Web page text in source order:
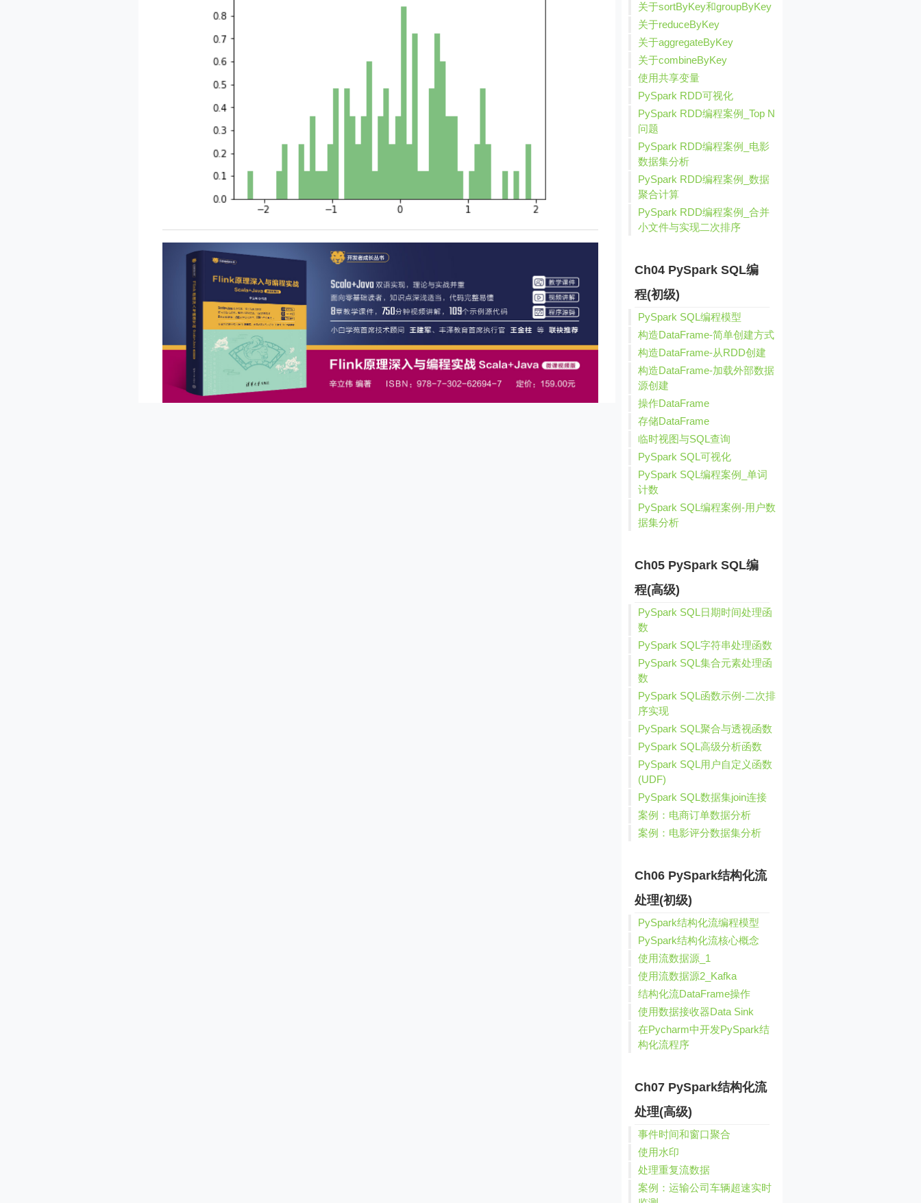
关于sortByKey和groupByKey
关于reduceByKey
关于aggregateByKey
关于combineByKey
使用共享变量
PySpark RDD可视化
PySpark RDD编程案例_Top N
问题
PySpark RDD编程案例_电影
数据集分析
PySpark RDD编程案例_数据
聚合计算
PySpark RDD编程案例_合并
小文件与实现二次排序
Ch04 PySpark SQL编
程(初级)
PySpark SQL编程模型
构造DataFrame-简单创建方式
构造DataFrame-从RDD创建
构造DataFrame-加载外部数据
源创建
操作DataFrame
存储DataFrame
临时视图与SQL查询
PySpark SQL可视化
PySpark SQL编程案例_单词
计数
PySpark SQL编程案例-用户数
据集分析
Ch05 PySpark SQL编
程(高级)
PySpark SQL日期时间处理函
数
PySpark SQL字符串处理函数
PySpark SQL集合元素处理函
数
PySpark SQL函数示例-二次排
序实现
PySpark SQL聚合与透视函数
PySpark SQL高级分析函数
PySpark SQL用户自定义函数
(UDF)
PySpark SQL数据集join连接
案例：电商订单数据分析
案例：电影评分数据集分析
Ch06 PySpark结构化流
处理(初级)
PySpark结构化流编程模型
PySpark结构化流核心概念
使用流数据源_1
使用流数据源2_Kafka
结构化流DataFrame操作
使用数据接收器Data Sink
在Pycharm中开发PySpark结
构化流程序
Ch07 PySpark结构化流
处理(高级)
事件时间和窗口聚合
使用水印
处理重复流数据
案例：运输公司车辆超速实时